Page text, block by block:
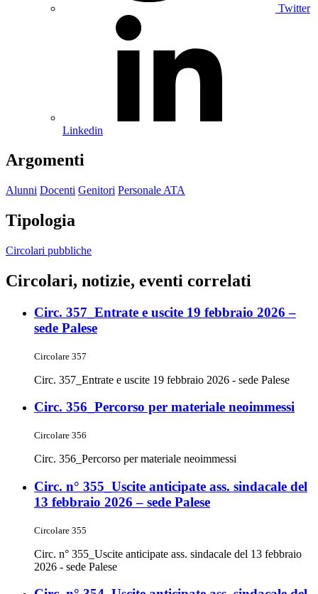
Twitter
Linkedin
Argomenti
Alunni Docenti Genitori Personale ATA
Tipologia
Circolari pubbliche
Circolari, notizie, eventi correlati
Circ. 357_Entrate e uscite 19 febbraio 2026 –
sede Palese
Circolare 357
Circ. 357_Entrate e uscite 19 febbraio 2026 - sede Palese
Circ. 356_Percorso per materiale neoimmessi
Circolare 356
Circ. 356_Percorso per materiale neoimmessi
Circ. n° 355_Uscite anticipate ass. sindacale del
13 febbraio 2026 – sede Palese
Circolare 355
Circ. n° 355_Uscite anticipate ass. sindacale del 13 febbraio
2026 - sede Palese